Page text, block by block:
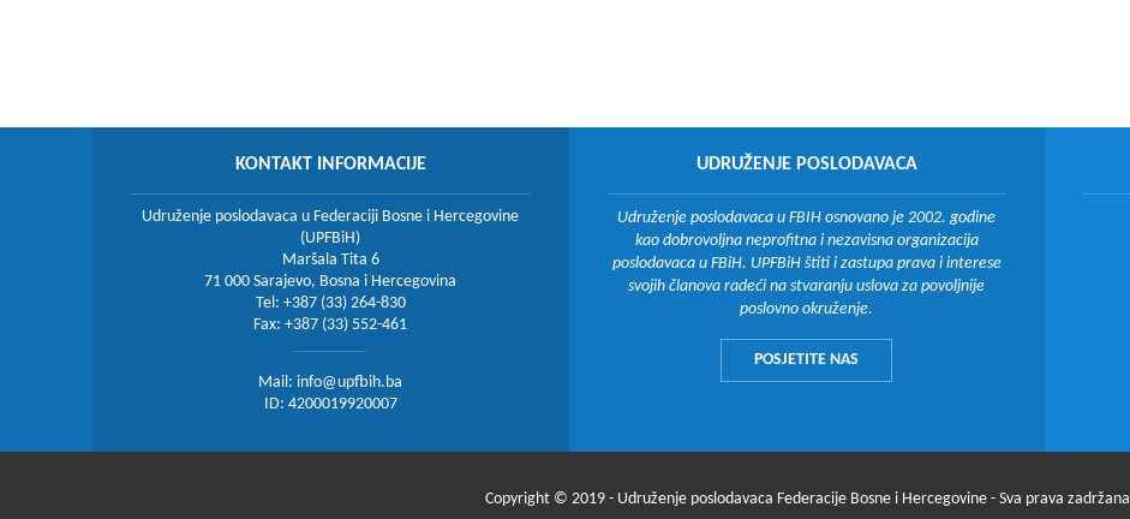
KONTAKT INFORMACIJE
Udruženje poslodavaca u Federaciji Bosne i Hercegovine
(UPFBiH)
Maršala Tita 6
71 000 Sarajevo, Bosna i Hercegovina
Tel: +387 (33) 264-830
Fax: +387 (33) 552-461
Mail: info@upfbih.ba
ID: 4200019920007
UDRUŽENJE POSLODAVACA
Udruženje poslodavaca u FBIH osnovano je 2002. godine
kao dobrovoljna neprofitna i nezavisna organizacija
poslodavaca u FBiH. UPFBiH štiti i zastupa prava i interese
svojih članova radeći na stvaranju uslova za povoljnije
poslovno okruženje.
POSJETITE NAS
Copyright © 2019 - Udruženje poslodavaca Federacije Bosne i Hercegovine - Sva prava zadržana